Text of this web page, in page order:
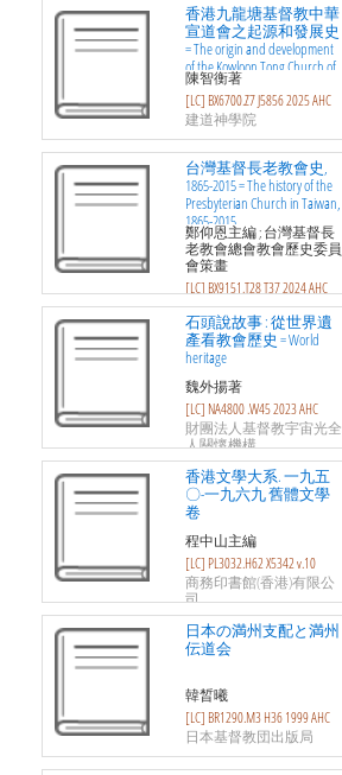
香港九龍塘基督教中華
宣道會之起源和發展史
= The origin and development
of the Kowloon Tong Church of
The Chinese Christian and
Missionary Alliance in Hong
Kong
陳智衡著
[LC] BX6700.Z7 J5856 2025 AHC
建道神學院
台灣基督長老教會史,
1865-2015 = The history of the
Presbyterian Church in Taiwan,
1865-2015
鄭仰恩主編 ; 台灣基督長
老教會總會教會歷史委員
會策畫
[LC] BX9151.T28 T37 2024 AHC
使徒出版社
石頭說故事 : 從世界遺
產看教會歷史 = World
heritage
魏外揚著
[LC] NA4800 .W45 2023 AHC
財團法人基督教宇宙光全
人關懷機構
香港文學大系. 一九五
〇-一九六九 舊體文學
卷
程中山主編
[LC] PL3032.H62 X5342 v.10
商務印書館(香港)有限公
司
日本の満州支配と満州
伝道会
韓晳曦
[LC] BR1290.M3 H36 1999 AHC
日本基督教団出版局